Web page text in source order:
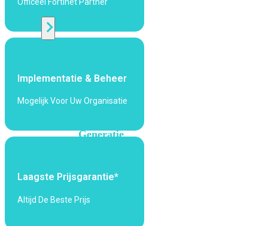
Points
bekijken
Wi-
Generatie
5Wi-
Fi
Implementatie & Beheer
Mogelijk Voor Uw Organisatie
Laagste Prijsgarantie*
Altijd De Beste Prijs